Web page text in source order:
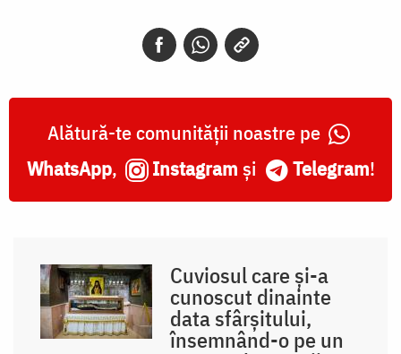
Alătură-te comunității noastre pe
WhatsApp, Instagram și Telegram!
Cuviosul care și-a
cunoscut dinainte
data sfârșitului,
însemnând-o pe un